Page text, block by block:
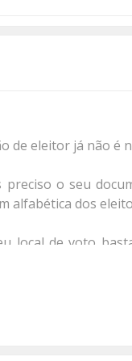
de eleitor já não é
preciso o seu
alfabética dos
local de voto